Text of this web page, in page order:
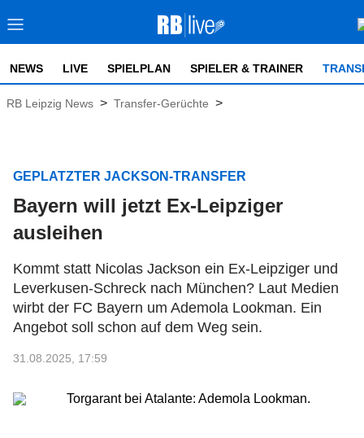
NEWS LIVE SPIELPLAN SPIELER & TRAINER
RB Leipzig News > Transfer-Gerüchte >
GEPLATZTER JACKSON-TRANSFER
Bayern will jetzt Ex-Leipziger
ausleihen
Kommt statt Nicolas Jackson ein Ex-Leipziger und
Leverkusen-Schreck nach München? Laut Medien
wirbt der FC Bayern um Ademola Lookman. Ein
Angebot soll schon auf dem Weg sein.
31.08.2025, 17:59